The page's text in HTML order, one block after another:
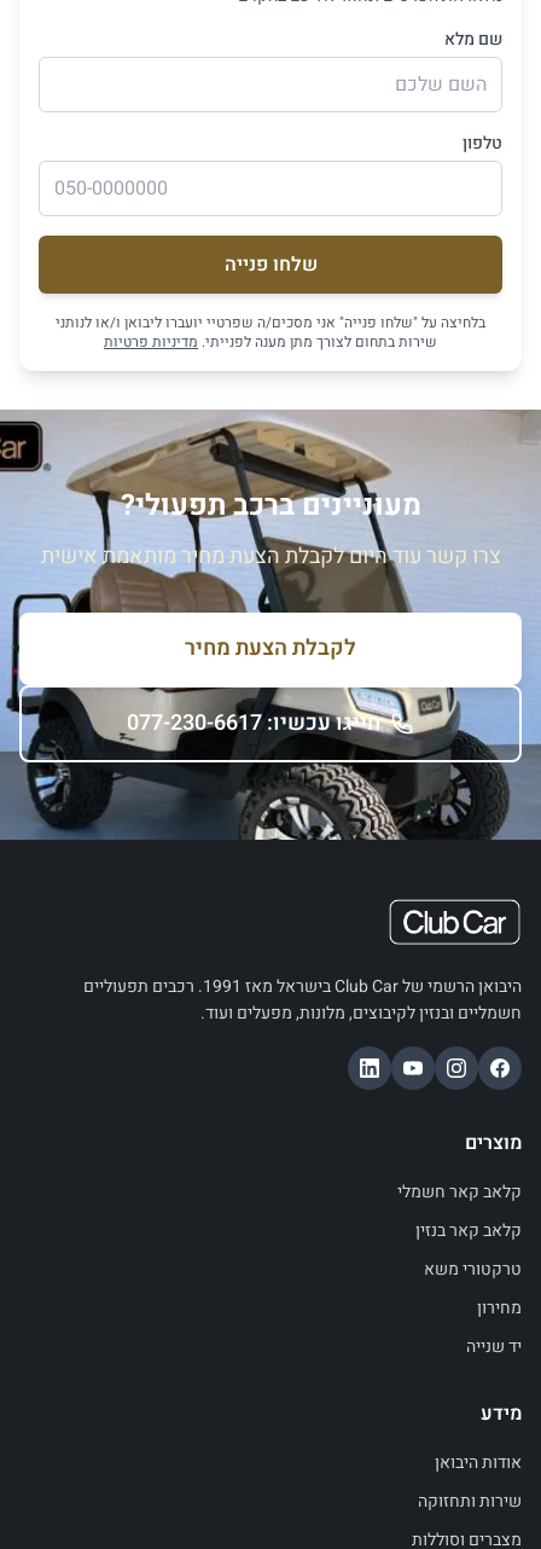
שם מלא
טלפון
שלחו פנייה
בלחיצה על "שלחו פנייה" אני מסכים/ה שפרטיי יועברו ליבואן ו/או לנותני
שירות בתחום לצורך מתן מענה לפנייתי. מדיניות פרטיות
מעוניינים ברכב תפעולי?
צרו קשר עוד היום לקבלת הצעת מחיר מותאמת אישית
לקבלת הצעת מחיר
חייגו עכשיו: 077-230-6617
היבואן הרשמי של Club Car בישראל מאז 1991. רכבים תפעוליים
חשמליים ובנזין לקיבוצים, מלונות, מפעלים ועוד.
מוצרים
קלאב קאר חשמלי
קלאב קאר בנזין
טרקטורי משא
מחירון
יד שנייה
מידע
אודות היבואן
שירות ותחזוקה
מצברים וסוללות